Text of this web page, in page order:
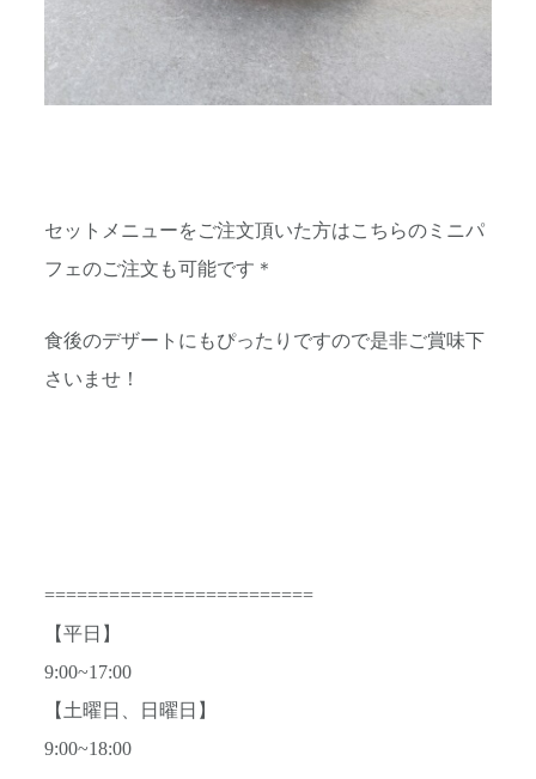
セットメニューをご注文頂いた方はこちらのミニパ
フェのご注文も可能です＊
食後のデザートにもぴったりですので是非ご賞味下
さいませ！
=========================
【平日】
9:00~17:00
【土曜日、日曜日】
9:00~18:00